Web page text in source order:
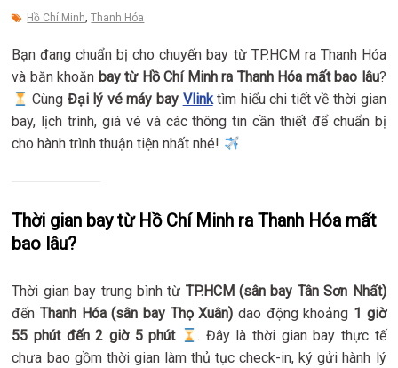
Hồ Chí Minh,Thanh Hóa
Bạn đang chuẩn bị cho chuyến bay từ TP.HCM ra Thanh Hóa
và băn khoăn bay từ Hồ Chí Minh ra Thanh Hóa mất bao lâu?
Cùng Đại lý vé máy bay Vlinktìm hiểu chi tiết về thời gian
bay, lịch trình, giá vé và các thông tin cần thiết để chuẩn bị
cho hành trình thuận tiện nhất nhé!
Thời gian bay từ Hồ Chí Minh ra Thanh Hóa mất
bao lâu?
Thời gian bay trung bình từ TP.HCM (sân bay Tân Sơn Nhất)
đếnThanh Hóa (sân bay Thọ Xuân) dao động khoảng 1 giờ
55 phút đến 2 giờ 5 phút
. Đây là thời gian bay thực tế
chưa bao gồm thời gian làm thủ tục check-in, ký gửi hành lý